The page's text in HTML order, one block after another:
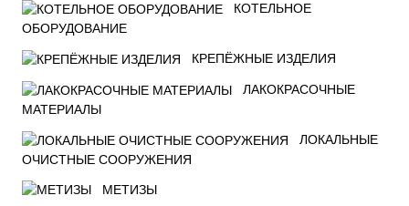
КОТЕЛЬНОЕ
ОБОРУДОВАНИЕ
КРЕПЁЖНЫЕ ИЗДЕЛИЯ
ЛАКОКРАСОЧНЫЕ
МАТЕРИАЛЫ
ЛОКАЛЬНЫЕ
ОЧИСТНЫЕ СООРУЖЕНИЯ
МЕТИЗЫ